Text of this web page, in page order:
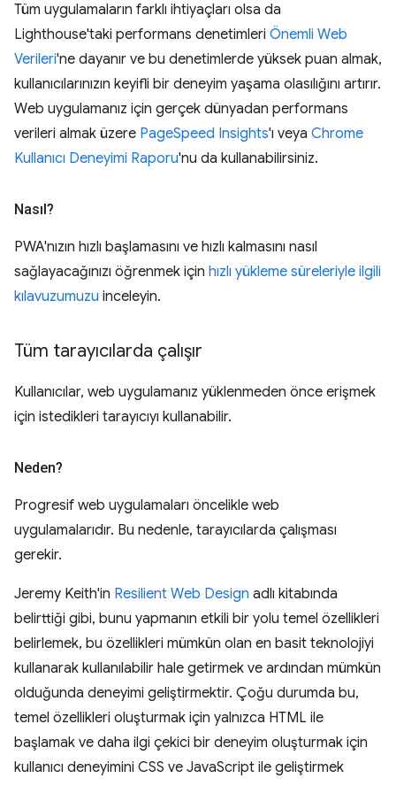
Tüm uygulamaların farklı ihtiyaçları olsa da
Lighthouse'taki performans denetimleri Önemli Web
Verileri'ne dayanır ve bu denetimlerde yüksek puan almak,
kullanıcılarınızın keyifli bir deneyim yaşama olasılığını artırır.
Web uygulamanız için gerçek dünyadan performans
verileri almak üzere PageSpeed Insights'ı veya Chrome
Kullanıcı Deneyimi Raporu'nu da kullanabilirsiniz.
Nasıl?
PWA'nızın hızlı başlamasını ve hızlı kalmasını nasıl
sağlayacağınızı öğrenmek için hızlı yükleme süreleriyle ilgili
kılavuzumuzu inceleyin.
Tüm tarayıcılarda çalışır
Kullanıcılar, web uygulamanız yüklenmeden önce erişmek
için istedikleri tarayıcıyı kullanabilir.
Neden?
Progresif web uygulamaları öncelikle web
uygulamalarıdır. Bu nedenle, tarayıcılarda çalışması
gerekir.
Jeremy Keith'in Resilient Web Design adlı kitabında
belirttiği gibi, bunu yapmanın etkili bir yolu temel özellikleri
belirlemek, bu özellikleri mümkün olan en basit teknolojiyi
kullanarak kullanılabilir hale getirmek ve ardından mümkün
olduğunda deneyimi geliştirmektir. Çoğu durumda bu,
temel özellikleri oluşturmak için yalnızca HTML ile
başlamak ve daha ilgi çekici bir deneyim oluşturmak için
kullanıcı deneyimini CSS ve JavaScript ile geliştirmek